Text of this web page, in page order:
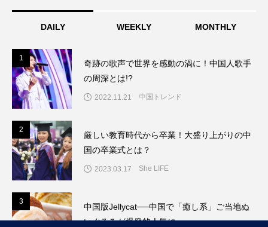
DAILY WEEKLY MONTHLY
1
奇跡の歌声で世界を感動の渦に！中国人歌手
の周深とは!?
2022.11.21 中国トレンド
2
厳しい教育時代から卒業！大盛り上がりの中
国の卒業式とは？
2023.03.17 She LIFE
3
中国版Jellycat──中国で「癒し系」ご当地ぬ
いぐるみが爆発的人気に